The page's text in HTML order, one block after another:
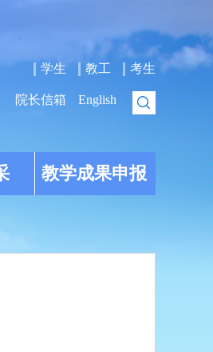
学生 教工 考生
院长信箱 English
教学成果申报